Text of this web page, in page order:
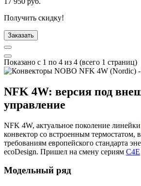
Получить скидку!
Заказать
Показано с 1 по 4 из 4 (всего 1 страниц)
NFK 4W: версия под
управление
NFK 4W, актуальное поколение линейки
конвектор со встроенным
требованиям европейского стандарта
ecoDesign. Пришел на смену сериям C4E
Модельный ряд